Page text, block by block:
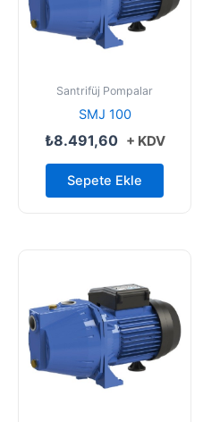
Santrifüj Pompalar
SMJ 100
₺8.491,60 + KDV
Sepete Ekle